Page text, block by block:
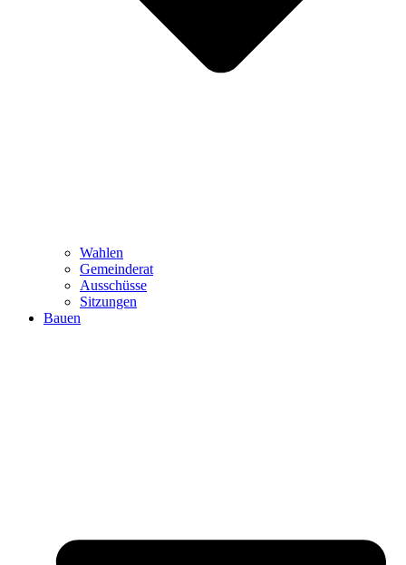
Wahlen
Gemeinderat
Ausschüsse
Sitzungen
Bauen